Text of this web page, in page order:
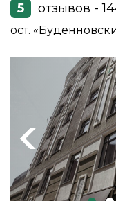
5 отзывов -
ост.
Previous